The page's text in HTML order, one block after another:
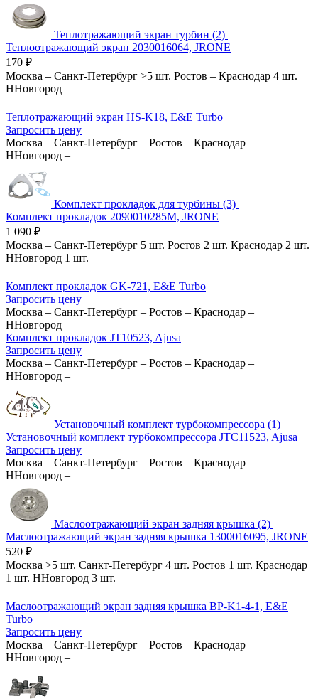
Теплотражающий экран турбин (2)
Теплоотражающий экран 2030016064, JRONE
170 ₽
Москва – Санкт-Петербург >5 шт. Ростов – Краснодар 4 шт.
ННовгород –
Теплотражающий экран HS-K18, E&E Turbo
Запросить цену
Москва – Санкт-Петербург – Ростов – Краснодар –
ННовгород –
Комплект прокладок для турбины (3)
Комплект прокладок 2090010285M, JRONE
1 090 ₽
Москва – Санкт-Петербург 5 шт. Ростов 2 шт. Краснодар 2 шт.
ННовгород 1 шт.
Комплект прокладок GK-721, E&E Turbo
Запросить цену
Москва – Санкт-Петербург – Ростов – Краснодар –
ННовгород –
Комплект прокладок JT10523, Ajusa
Запросить цену
Москва – Санкт-Петербург – Ростов – Краснодар –
ННовгород –
Установочный комплект турбокомпрессора (1)
Установочный комплект турбокомпрессора JTC11523, Ajusa
Запросить цену
Москва – Санкт-Петербург – Ростов – Краснодар –
ННовгород –
Маслоотражающий экран задняя крышка (2)
Маслоотражающий экран задняя крышка 1300016095, JRONE
520 ₽
Москва >5 шт. Санкт-Петербург 4 шт. Ростов 1 шт. Краснодар
1 шт. ННовгород 3 шт.
Маслоотражающий экран задняя крышка BP-K1-4-1, E&E
Turbo
Запросить цену
Москва – Санкт-Петербург – Ростов – Краснодар –
ННовгород –